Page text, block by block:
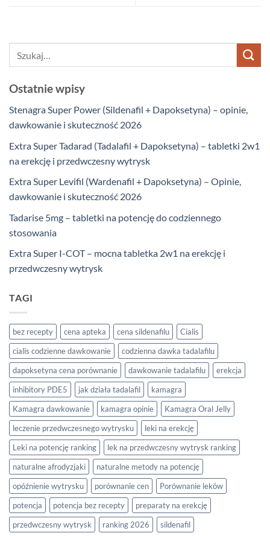
Ostatnie wpisy
Stenagra Super Power (Sildenafil + Dapoksetyna) – opinie,
dawkowanie i skuteczność 2026
Extra Super Tadarad (Tadalafil + Dapoksetyna) – tabletki 2w1
na erekcję i przedwczesny wytrysk
Extra Super Levifil (Wardenafil + Dapoksetyna) – Opinie,
dawkowanie i skuteczność 2026
Tadarise 5mg – tabletki na potencję do codziennego
stosowania
Extra Super I-COT – mocna tabletka 2w1 na erekcję i
przedwczesny wytrysk
TAGI
bez recepty cena apteka cena sildenafilu
Cialis
cialis codzienne dawkowanie
codzienna dawka tadalafilu
dapoksetyna cena porównanie
dawkowanie tadalafilu
erekcja
inhibitory PDE5
jak działa tadalafil
kamagra
Kamagra dawkowanie
kamagra opinie
Kamagra Oral Jelly
leczenie przedwczesnego wytrysku
leki na erekcję
Leki na potencję ranking
lek na przedwczesny wytrysk ranking
naturalne afrodyzjaki
naturalne metody na potencję
opóźnienie wytrysku
porównanie cen
Porównanie leków
potencja
potencja bez recepty
preparaty na erekcję
przedwczesny wytrysk
ranking 2026 sildenafil